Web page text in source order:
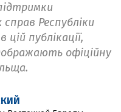
Республіки
публікації,
офіційну